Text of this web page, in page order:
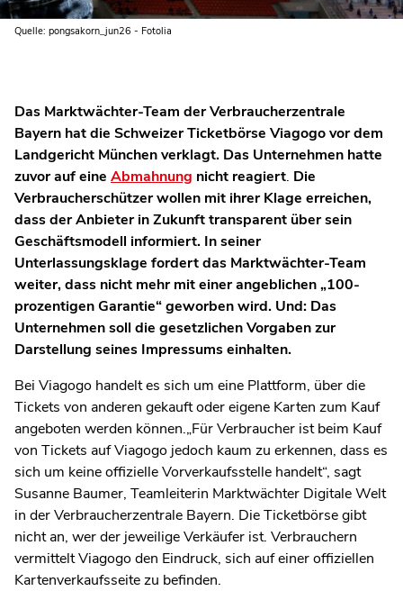
Quelle: pongsakorn_jun26 - Fotolia
Das Marktwächter-Team der Verbraucherzentrale
Bayern hat die Schweizer Ticketbörse Viagogo vor dem
Landgericht München verklagt. Das Unternehmen hatte
zuvor auf eine Abmahnung nicht reagiert. Die
Verbraucherschützer wollen mit ihrer Klage erreichen,
dass der Anbieter in Zukunft transparent über sein
Geschäftsmodell informiert. In seiner
Unterlassungsklage fordert das Marktwächter-Team
weiter, dass nicht mehr mit einer angeblichen „100-
prozentigen Garantie“ geworben wird. Und: Das
Unternehmen soll die gesetzlichen Vorgaben zur
Darstellung seines Impressums einhalten.
Bei Viagogo handelt es sich um eine Plattform, über die
Tickets von anderen gekauft oder eigene Karten zum Kauf
angeboten werden können.„Für Verbraucher ist beim Kauf
von Tickets auf Viagogo jedoch kaum zu erkennen, dass es
sich um keine offizielle Vorverkaufsstelle handelt“, sagt
Susanne Baumer, Teamleiterin Marktwächter Digitale Welt
in der Verbraucherzentrale Bayern. Die Ticketbörse gibt
nicht an, wer der jeweilige Verkäufer ist. Verbrauchern
vermittelt Viagogo den Eindruck, sich auf einer offiziellen
Kartenverkaufsseite zu befinden.